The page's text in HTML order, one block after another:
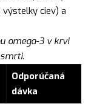
ciev) a
omega-3 v krvi
Odporúčaná
dávka